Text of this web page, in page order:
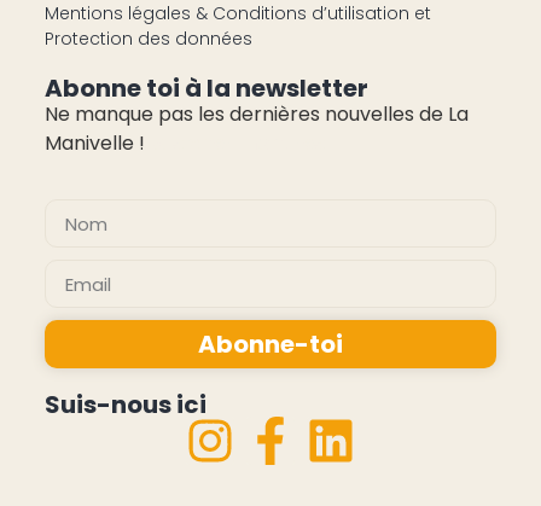
Suis-nous ici
Mentions légales & Conditions d’utilisation et
Protection des données
Abonne toi à la newsletter
Ne manque pas les dernières nouvelles de La
Manivelle !
Abonne-toi